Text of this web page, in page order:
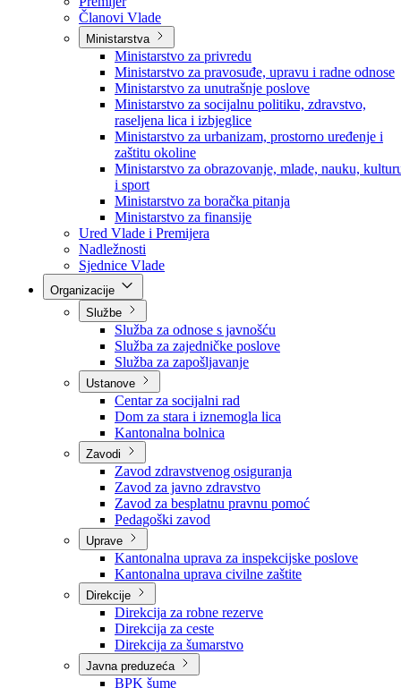
Vlada
Vlada BPK Goražde
Premijer
Članovi Vlade
Ministarstva
Ministarstvo za privredu
Ministarstvo za pravosuđe, upravu i radne odnose
Ministarstvo za unutrašnje poslove
Ministarstvo za socijalnu politiku, zdravstvo,
raseljena lica i izbjeglice
Ministarstvo za urbanizam, prostorno uređenje i
zaštitu okoline
Ministarstvo za obrazovanje, mlade, nauku,
i sport
Ministarstvo za boračka pitanja
Ministarstvo za finansije
Ured Vlade i Premijera
Nadležnosti
Sjednice Vlade
Službe
Služba za odnose s javnošću
Služba za zajedničke poslove
Služba za zapošljavanje
Ustanove
Centar za socijalni rad
Dom za stara i iznemogla lica
Kantonalna bolnica
Zavodi
Zavod zdravstvenog osiguranja
Zavod za javno zdravstvo
Zavod za besplatnu pravnu pomoć
Pedagoški zavod
Uprave
Kantonalna uprava za inspekcijske poslove
Kantonalna uprava civilne zaštite
Direkcije
Direkcija za robne rezerve
Direkcija za ceste